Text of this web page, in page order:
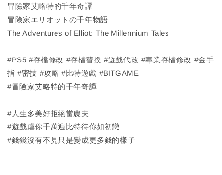
冒險家艾略特的千年奇譚
冒険家エリオットの千年物語
The Adventures of Elliot: The Millennium Tales
#PS5 #存檔修改 #存檔替換 #遊戲代改 #專業存檔修改 #金手
指 #密技 #攻略 #比特遊戲 #BITGAME
#冒險家艾略特的千年奇譚
#人生多美好拒絕當農夫
#遊戲虐你千萬遍比特待你如初戀
#錢錢沒有不見只是變成更多錢的樣子